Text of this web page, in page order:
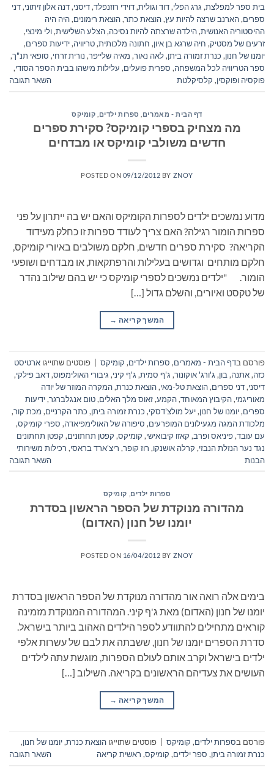
בית ספר למפלצת, גרג הפלי,דוד וגולית,דוידי רוזנפלד,דיסני,דנה אלון זיתוני,דני
ספרים,הארנב שרצה להיות עץ,הוצאת כתר,הוצאת רימונים,היה היה
ההיסטוריה האנושית,הילדה שרצתה להיות נסיכה,הצלע השלישית,ולי מינצי,
זרעים של מסטיק, חיה שרגא בן איון, חתונה מלכותית,טריוויה,ידיעות ספרים,
יומנו של חנון, כנרת זמורה ביתן,לאה נאור, מאיה שלייפר, נורית זרחי, סופאי תנ"ך,
ספר הטריוויה לכל המשפחה, ספרית פועלים, עלילות מישהו בבית הספר הסודי,
פוקסיה ופוקסין, קלסיקלטת השאר תגובה
דף הבית - מאמרים ספרות ילדים קומיקס
מה מצחיק בספרי קומיקס? סקירת ספרים
חדשים משולבי קומיקס או מבדחים
POSTED ON 09/12/2012 BY ZNOY
מדוע נמשכים ילדים לספרות הקומיקס והאם יש בה ייתרון על פני
ספרות הומור רגילה? האם צריך לעודד ספרות זו כחלק מעידוד
הקריאה? סקירת ספרים חדשים, חלקם משולבים באיורי קומיקס,
חלקם מותחים וגדושים בעלילות והרפתקאות, או מבדחים ושופעי
הומור. "ילדים נמשכים לספרי קומיקס כי יש בהם שילוב נהדר
של טקסט ואיורים, והשלם גדול […]
המשך קריאה →
פורסם בדף הבית - מאמרים, ספרות ילדים, קומיקס פוסטים שתוייגו ארטיסט
כזה,אתנה, בון, ג'ורג' אוקונור, ג'ף סמית, ג'ף קיני, גיבורי האולימפוס,דאב פילקי,
דיסני,דני ספרים,הוצאת טל-מאי,הוצאת כנרת,המקרה המוזר של יודה
מאוריגמי,הקיבוץ המאוחד,הקמע,זאוס מלך האלים,טום אנגלברגר,ידיעות
ספרים,יומנו של חנון,יעל מולצ'דסקי, כנרת זמורה ביתן, כתר הקרניים, מכת קור,
מלכודת המגה מגעילונים המופרעים, סיפורה של האולימפיאדה, ספרי קומיקס,
עם עובד,פיניאס ופרב, קאזו קיבואישי, קומיקס, קפטן תחתונים, קפטן תחתונים
נגד נער הנזלת הנבזי, קרלה אושנקו, רוז קופר, ריצ'ארד בראסי, רכילות משירותי
הבנות
השאר תגובה
ספרות ילדים קומיקס
מהדורה מנוקדת של הספר הראשון בסדרת
יומנו של חנון (האדום)
POSTED ON 16/04/2012 BY ZNOY
בימים אלה רואה אור מהדורה מנוקדת של הספר הראשון בסדרת
יומנו של חנון (האדום) מאת ג'ף קיני. המהדורה המנוקדת מזמינה
קוראים מתחילים להתוודע לספר הילדים האהוב ביותר בישראל.
סדרת הספרים יומנו של חנון, ששבתה את לבם של עשרות אלפי
ילדים בישראל וקרב אותם לעולם הספרות, מוגשת עתה לילדים
העושים את צעדיהם הראשונים בקריאה. השילוב […]
המשך קריאה →
פורסם בספרות ילדים, קומיקס פוסטים שתוייגו הוצאת כנרת,יומנו של חנון,
כנרת זמורה ביתן, ספר ילדים, קומיקס, ראשית קריאה השאר תגובה